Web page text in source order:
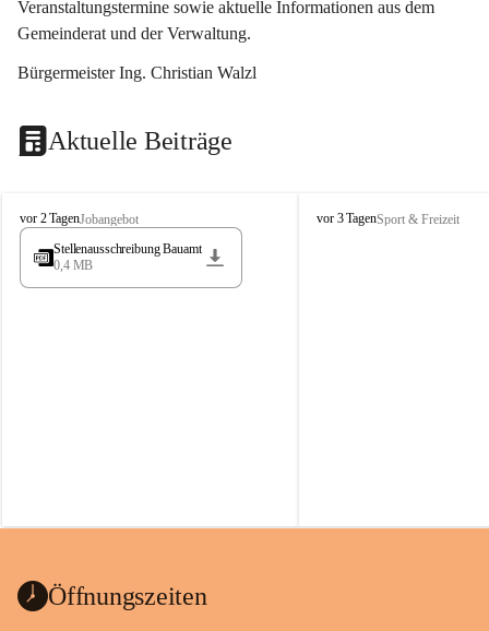
Veranstaltungstermine sowie aktuelle Informationen aus dem
Gemeinderat und der Verwaltung.
Bürgermeister Ing. Christian Walzl
Aktuelle Beiträge
S
t
s
vor 2 TagenJobangebot
Stellenausschreibung Bauamt
0,4 MB
S
vor 3 TagenSport & Freizeit
Öffnungszeiten